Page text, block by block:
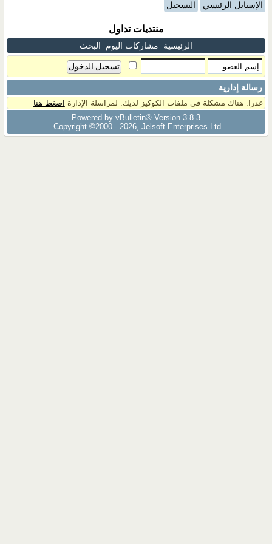
الإستايل الرئيسي التسجيل
منتديات تداول
الرئيسية مشاركات اليوم البحث
رسالة إدارية
عذرا. هناك مشكلة فى ملفات الكوكيز لديك. لمراسلة الإدارة اضغط هنا
Powered by vBulletin® Version 3.8.3
Copyright ©2000 - 2026, Jelsoft Enterprises Ltd.